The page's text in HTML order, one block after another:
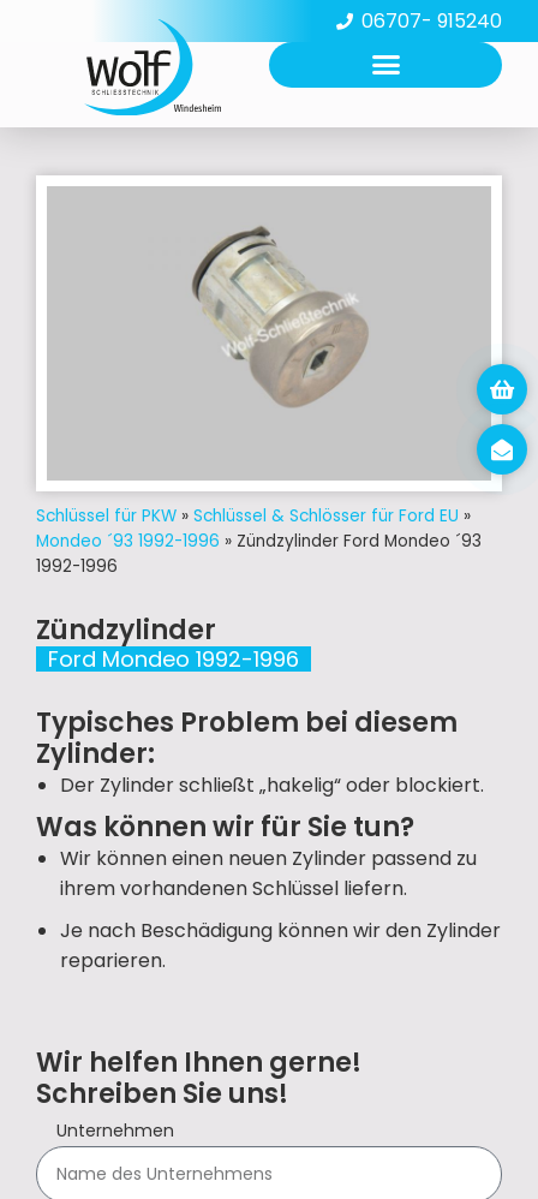
06707- 915240
Schlüssel für PKW » Schlüssel & Schlösser für Ford EU »
Mondeo ´93 1992-1996 » Zündzylinder Ford Mondeo ´93
1992-1996
Zündzylinder
Ford Mondeo 1992-1996
Typisches Problem bei diesem
Zylinder:
Der Zylinder schließt „hakelig“ oder blockiert.
Was können wir für Sie tun?
Wir können einen neuen Zylinder passend zu
ihrem vorhandenen Schlüssel liefern.
Je nach Beschädigung können wir den Zylinder
reparieren.
Wir helfen Ihnen gerne!
Schreiben Sie uns!
Unternehmen